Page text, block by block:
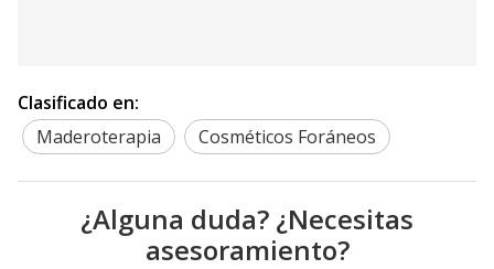
Clasificado en:
Maderoterapia
Cosméticos Foráneos
¿Alguna duda? ¿Necesitas
asesoramiento?